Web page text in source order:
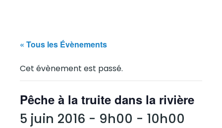
« Tous les Évènements
Cet évènement est passé.
Pêche à la truite dans la rivière
5 juin 2016 - 9h00 - 10h00